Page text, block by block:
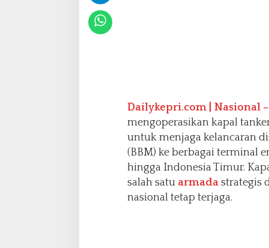
Dailykepri.com | Nasional –
mengoperasikan kapal
untuk menjaga kelancaran
(BBM) ke berbagai terminal
hingga Indonesia Timur.
salah satu armadastrategis
nasional tetap terjaga.